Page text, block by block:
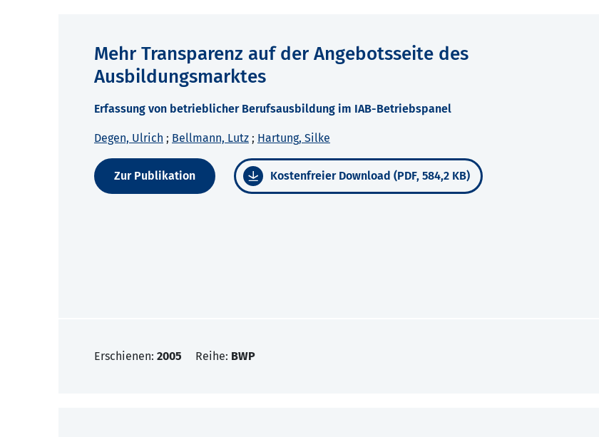
Mehr Transparenz auf der Angebotsseite des
Ausbildungsmarktes
Erfassung von betrieblicher Berufsausbildung im IAB-Betriebspanel
Degen, Ulrich ; Bellmann, Lutz ; Hartung, Silke
Zur Publikation Kostenfreier Download (PDF, 584,2 KB)
Erschienen: 2005 Reihe: BWP